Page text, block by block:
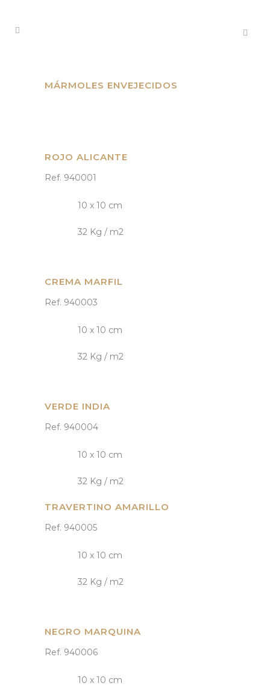
MÁRMOLES ENVEJECIDOS
ROJO ALICANTE
Ref. 940001
10 x 10 cm
32 Kg / m2
CREMA MARFIL
Ref. 940003
10 x 10 cm
32 Kg / m2
VERDE INDIA
Ref. 940004
10 x 10 cm
32 Kg / m2
TRAVERTINO AMARILLO
Ref. 940005
10 x 10 cm
32 Kg / m2
NEGRO MARQUINA
Ref. 940006
10 x 10 cm